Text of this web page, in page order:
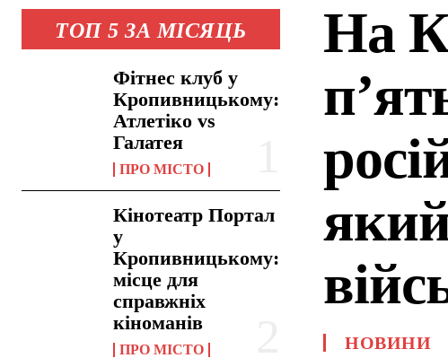
ТОП 5 ЗА МІСЯЦЬ
Фітнес клуб у
Кропивницькому:
Атлетіко vs
Галатея
ПРО МІСТО
Кінотеатр Портал
у
Кропивницькому:
місце для
справжніх
кіноманів
ПРО МІСТО
На
НОВИНИ